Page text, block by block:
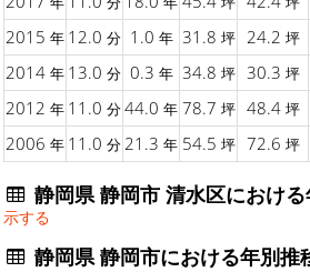
2015 年 12.0 分 1.0 年 31.8 坪 24.2 坪
2014 年 13.0 分 0.3 年 34.8 坪 30.3 坪
2012 年 11.0 分44.0 年 78.7 坪 48.4 坪
2006 年 11.0 分21.3 年 54.5 坪 72.6 坪
静岡県 静岡市 清水区におけ
示する
静岡県 静岡市における年別